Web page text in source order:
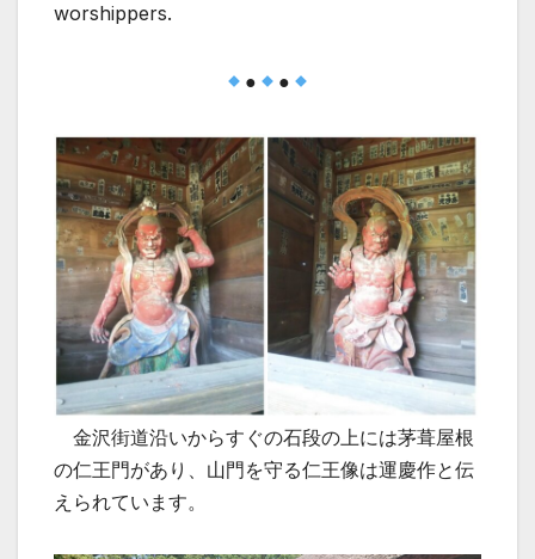
worshippers.
● ●
金沢街道沿いからすぐの石段の上には茅葺屋根
の仁王門があり、山門を守る仁王像は運慶作と伝
えられています。